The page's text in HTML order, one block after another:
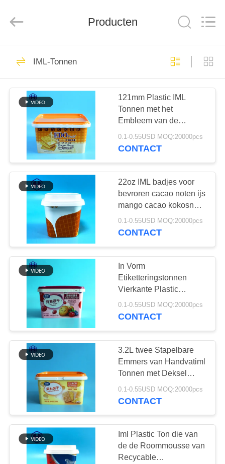
HUIS
PRODUCTEN
OVER
ONS
FABRIEKSTOCHT
KWALITEITSCONTROLE
NEEM
CONTACT
MET
ONS
NIEUWS
GEVALLEN
BLOG
VRAAG
EEN
OFFERTE
Products
Co.,Ltd..
Plastic Verpakkende
Kruik
518
Plastic Kruidkruik
40
Vierkante Plastic
Kruik
Het HUISDIER kan
203
Producten
IML-Tonnen
121mm Plastic IML
Tonnen met het
Embleem van de
Handvatdouane
0.1-0.55USD MOQ:20000pcs
CONTACT
22oz IML badjes voor
bevroren cacao noten ijs
mango cacao kokosnoot
shea lichaam boter
0.1-0.55USD MOQ:20000pcs
CONTACT
In Vorm
Etiketteringstonnen
Vierkante Plastic
Milieuvriendelijke Doos
0.1-0.55USD MOQ:20000pcs
CONTACT
3.2L twee Stapelbare
Emmers van Handvatiml
Tonnen met Deksel
binnen Brede 110MM
0.1-0.55USD MOQ:20000pcs
CONTACT
Iml Plastic Ton die van
de de Roommousse van
Recycable